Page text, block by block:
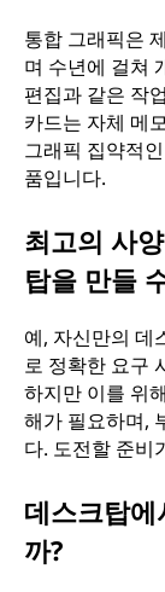
통합 그래픽은
며 수년에 걸쳐
편집과 같은 작
카드는 자체 메
그래픽 집약적
품입니다.
최고의 사
탑을 만들
예, 자신만의 데
로 정확한 요구
하지만 이를 위
해가 필요하며,
다. 도전할 준비
데스크탑
까?